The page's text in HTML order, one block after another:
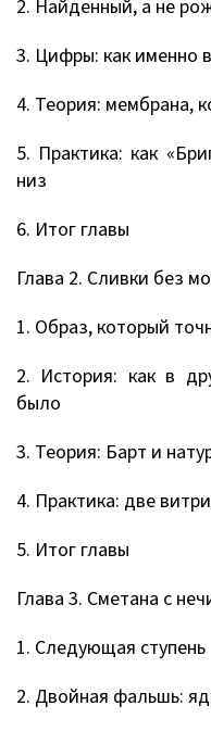
2. Найденный, а не
3. Цифры: как именно
4. Теория: мембрана,
5. Практика: как
низ
6. Итог главы
Глава 2. Сливки без
1. Образ, который
2. История: как в
было
3. Теория: Барт и
4. Практика: две
5. Итог главы
Глава 3. Сметана с
1. Следующая ступень
2. Двойная фальшь: